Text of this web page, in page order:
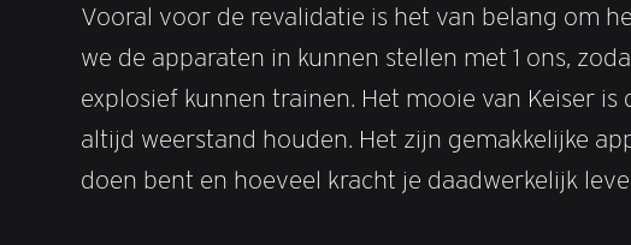
Vooral voor de revalidatie is het van belang om
we de apparaten in kunnen stellen met 1 ons,
explosief kunnen trainen. Het mooie van Keiser
altijd weerstand houden. Het zijn gemakkelijke
doen bent en hoeveel kracht je daadwerkelijk